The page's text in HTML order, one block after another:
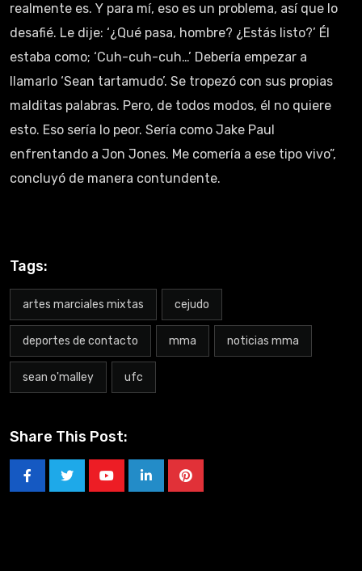
realmente es. Y para mí, eso es un problema, así que lo
desafié. Le dije: ‘¿Qué pasa, hombre? ¿Estás listo?’ Él
estaba como; ‘Cuh-cuh-cuh…’ Debería empezar a
llamarlo ‘Sean tartamudo’. Se tropezó con sus propias
malditas palabras. Pero, de todos modos, él no quiere
esto. Eso sería lo peor. Sería como Jake Paul
enfrentando a Jon Jones. Me comería a ese tipo vivo”,
concluyó de manera contundente.
Tags:
artes marciales mixtas cejudo
deportes de contacto mma noticias mma
sean o'malley ufc
Share This Post: